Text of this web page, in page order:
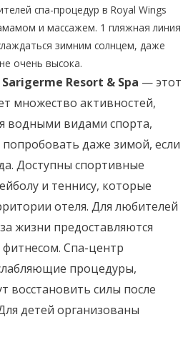
спа-процедур в Royal Wings
и массажем. 1 пляжная линия
зимним солнцем, даже
очень высока.
Resort & Spa — этот
множество активностей,
водными видами спорта,
даже зимой, если
Доступны спортивные
и теннису, которые
отеля. Для любителей
жизни предоставляются
фитнесом. Спа-центр
процедуры,
восстановить силы после
детей организованы